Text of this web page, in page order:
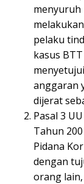
pelaku
kasus
anggaran
dijerat
Pasal 3
Tahun
Pidana
dengan
orang